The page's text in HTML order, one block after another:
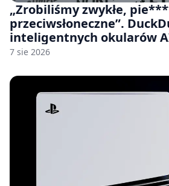
„Zrobiliśmy zwykłe,
przeciwsłoneczne”.
inteligentnych okularów
7 sie 2026